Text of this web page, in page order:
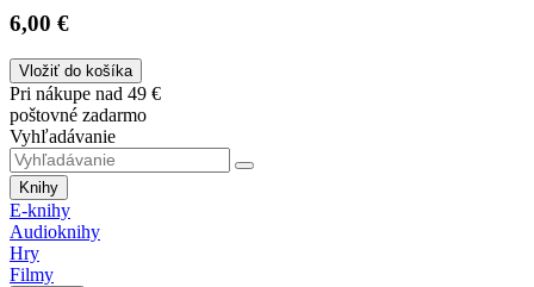
6,00 €
Vložiť do košíka
Pri nákupe nad 49 €
poštovné zadarmo
Vyhľadávanie
Knihy
E-knihy
Audioknihy
Hry
Filmy